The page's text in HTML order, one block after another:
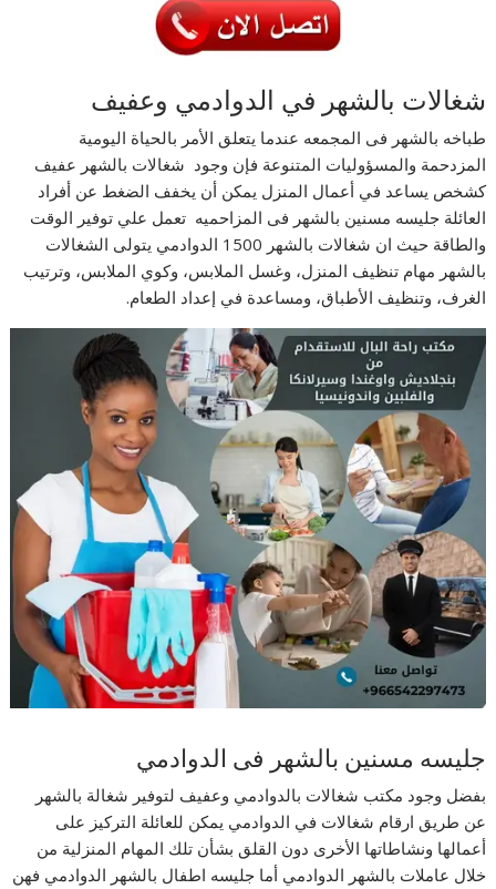
شغالات بالشهر في الدوادمي وعفيف
طباخه بالشهر فى المجمعه عندما يتعلق الأمر بالحياة اليومية
المزدحمة والمسؤوليات المتنوعة فإن وجود شغالات بالشهر عفيف
كشخص يساعد في أعمال المنزل يمكن أن يخفف الضغط عن أفراد
العائلة جليسه مسنين بالشهر فى المزاحميه تعمل علي توفير الوقت
والطاقة حيث ان شغالات بالشهر 1500 الدوادمي يتولى الشغالات
بالشهر مهام تنظيف المنزل، وغسل الملابس، وكوي الملابس، وترتيب
الغرف، وتنظيف الأطباق، ومساعدة في إعداد الطعام.
جليسه مسنين بالشهر فى الدوادمي
بفضل وجود مكتب شغالات بالدوادمي وعفيف لتوفير شغالة بالشهر
عن طريق ارقام شغالات في الدوادمي يمكن للعائلة التركيز على
أعمالها ونشاطاتها الأخرى دون القلق بشأن تلك المهام المنزلية من
خلال عاملات بالشهر الدوادمي أما جليسه اطفال بالشهر الدوادمي فهن